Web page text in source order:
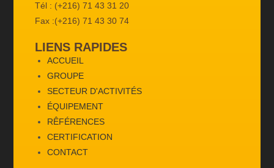
Tél : (+216) 71 43 31 20
Fax :(+216) 71 43 30 74
LIENS RAPIDES
ACCUEIL
GROUPE
SECTEUR D'ACTIVITÉS
ÉQUIPEMENT
RÊFÉRENCES
CERTIFICATION
CONTACT